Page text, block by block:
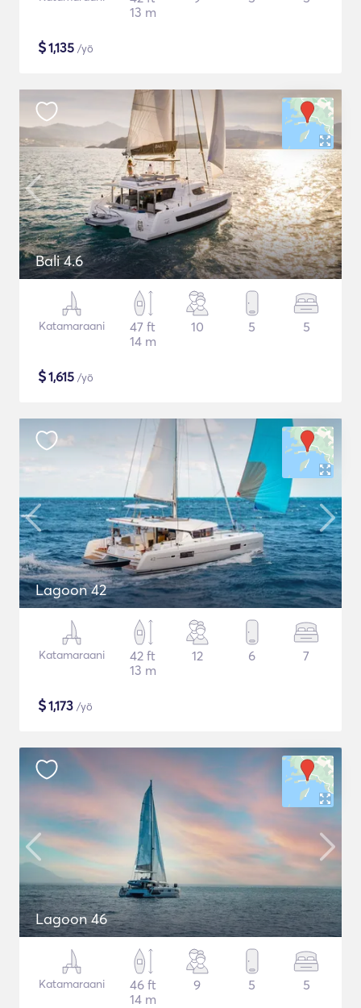
13 m
$1,135 /yö
Bali 4.6
Katamaraani
47 ft
14 m
10 5 5
$1,615 /yö
Lagoon 42
Katamaraani
42 ft
13 m
12 6 7
$1,173 /yö
Lagoon 46
Katamaraani
46 ft
14 m
9 5 5